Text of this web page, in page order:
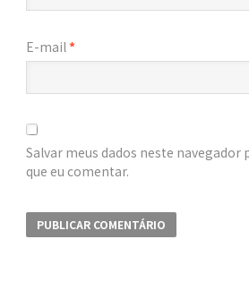
E-mail *
Salvar meus dados neste navegador
que eu comentar.